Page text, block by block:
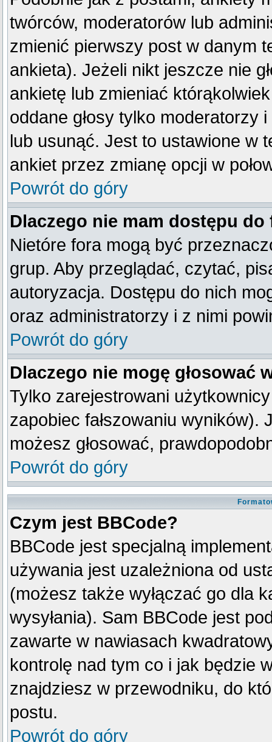
twórców, moderatorów lub
zmienić pierwszy post w danym
ankieta). Jeżeli nikt jeszcze nie
ankietę lub zmieniać
oddane głosy tylko moderatorzy
lub usunąć. Jest to ustawione w
ankiet przez zmianę opcji w
Powrót do góry
Dlaczego nie mam dostępu do
Nietóre fora mogą być
grup. Aby przeglądać, czytać,
autoryzacja. Dostępu do nich
oraz administratorzy i z nimi
Powrót do góry
Dlaczego nie mogę głosować
Tylko zarejestrowani
zapobiec fałszowaniu wyników).
możesz głosować,
Powrót do góry
Czym jest BBCode?
BBCode jest specjalną
używania jest uzależniona od
(możesz także wyłączać go dla
wysyłania). Sam BBCode jest
zawarte w nawiasach
kontrolę nad tym co i jak będzie
znajdziesz w przewodniku, do
postu.
Powrót do góry